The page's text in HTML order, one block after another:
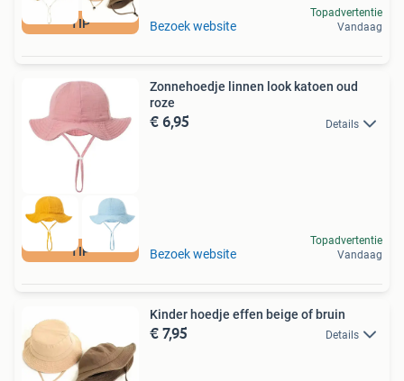
TIP Bezoek website
Topadvertentie
Vandaag
TIP
Zonnehoedje linnen look katoen oud
roze
€ 6,95 Details
Bezoek website
Topadvertentie
Vandaag
Kinder hoedje effen beige of bruin
€ 7,95 Details